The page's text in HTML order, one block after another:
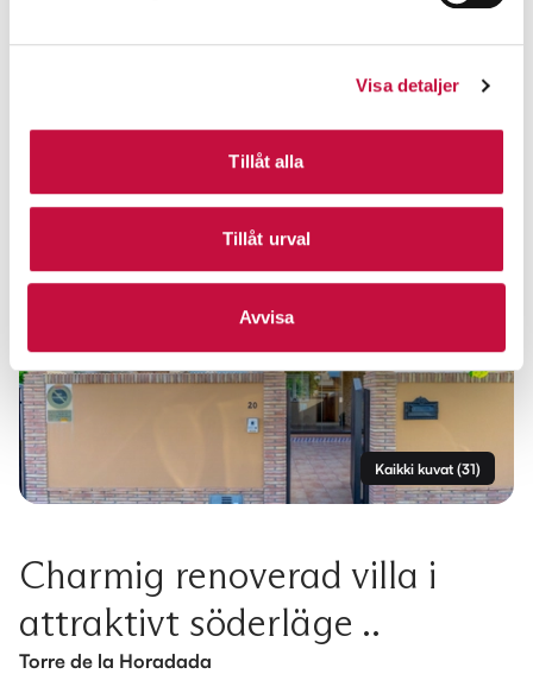
Visa detaljer
Tillåt alla
Tillåt urval
Avvisa
Kaikki kuvat (31)
Charmig renoverad villa i
attraktivt söderläge ..
Torre de la Horadada